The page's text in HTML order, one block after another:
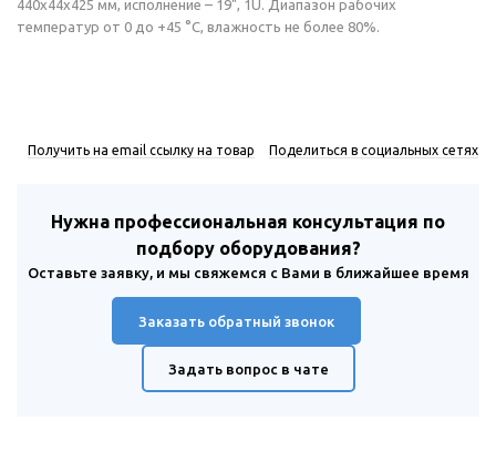
440x44x425 мм, исполнение – 19", 1U. Диапазон рабочих
температур от 0 до +45 °С, влажность не более 80%.
Получить на email ссылку на товар Поделиться в социальных сетях
Нужна профессиональная консультация по
подбору оборудования?
Оставьте заявку, и мы свяжемся с Вами в ближайшее время
Заказать обратный звонок
Задать вопрос в чате